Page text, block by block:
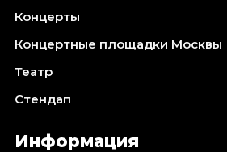
Концерты
Концертные площадки Москвы
Театр
Стендап
Информация